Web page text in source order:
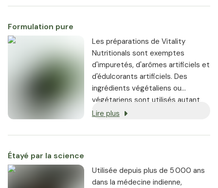
gélule d’Ashwagandha Royal
Formulation pure
Les préparations de Vitality
Nutritionals sont exemptes
d'impuretés, d'arômes artificiels et
d'édulcorants artificiels. Des
ingrédients végétaliens ou
végétariens sont utilisés autant
que possible, et chaque produit
Lire plus
Étayé par la science
Utilisée depuis plus de 5 000 ans
dans la médecine indienne,